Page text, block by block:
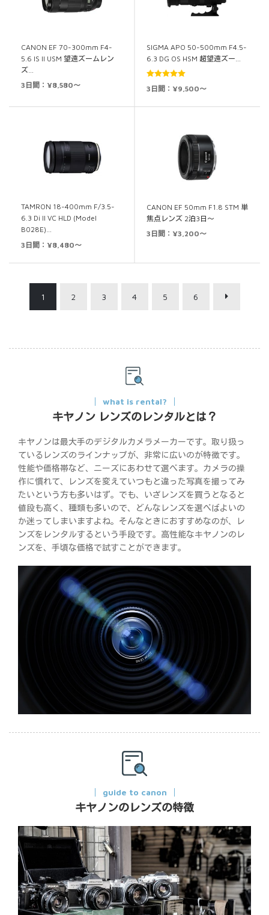
CANON EF 70-300mm F4-
5.6 IS II USM 望遠ズームレン
ズ…
3日間：¥8,580～
SIGMA APO 50-500mm F4.5-
6.3 DG OS HSM 超望遠ズー…
5段階中
3日間：¥9,500～
TAMRON 18-400mm F/3.5-
6.3 Di II VC HLD (Model
B028E)…
3日間：¥8,480～
CANON EF 50mm F1.8 STM 単
焦点レンズ 2泊3日～
3日間：¥3,200～
1 2 3 4 5 6
what is rental?
キヤノン レンズのレンタルとは？
キヤノンは最大手のデジタルカメラメーカーです。取り扱っ
ているレンズのラインナップが、非常に広いのが特徴です。
性能や価格帯など、ニーズにあわせて選べます。カメラの操
作に慣れて、レンズを変えていつもと違った写真を撮ってみ
たいという方も多いはず。でも、いざレンズを買うとなると
値段も高く、種類も多いので、どんなレンズを選べばよいの
か迷ってしまいますよね。そんなときにおすすめなのが、レ
ンズをレンタルするという手段です。高性能なキヤノンのレ
ンズを、手頃な価格で試すことができます。
guide to canon
キヤノンのレンズの特徴